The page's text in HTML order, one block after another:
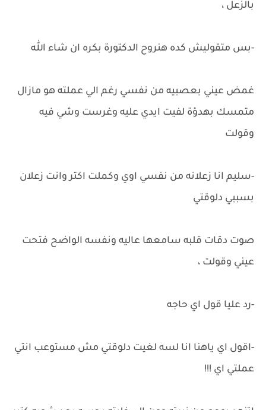
بالزعل ،
-بس متقوليش كده هنروح الدكتورة بكره ان شاء الله
غمض عيني بعصبيه من نفسي رغم الي عملته هو مازال
متمسك بهدؤة لفيت ايدي عليه وغرست وشي فيه
وقولت
-سليم انا زعلانه من نفسي اوي وكملت اكتر وانت زعلان
بسببي دلوقتي
صوت دقات قلبه سامعها عاليه ونفسه الواضح فتحت
عيني وقولت ،
-رد عليا قول اي حاجه
-اقول اي ياهنا انا لسه لغيت دلوقتي مش مستوعب انتي
عملتي اي !!!